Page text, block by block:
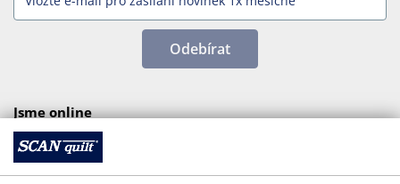
Odebírat
Jsme online